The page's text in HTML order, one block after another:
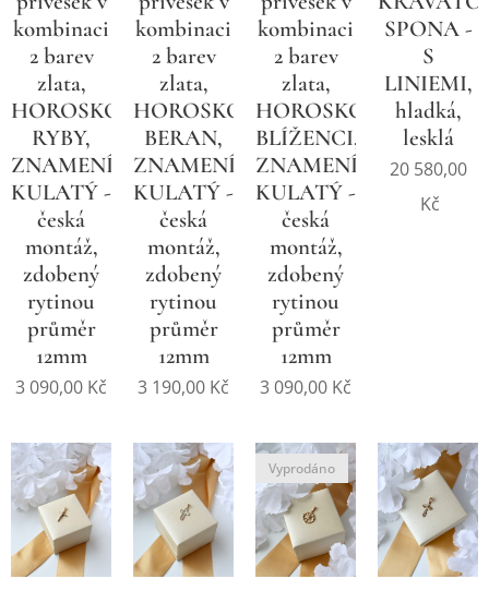
kombinaci
2 barev
zlata,
HOROSKOP
RYBY,
ZNAMENÍ,
KULATÝ -
česká
montáž,
zdobený
rytinou
průměr
12mm
3 090,00 Kč
kombinaci
2 barev
zlata,
HOROSKOP
BERAN,
ZNAMENÍ,
KULATÝ -
česká
montáž,
zdobený
rytinou
průměr
12mm
3 190,00 Kč
kombinaci
2 barev
zlata,
HOROSKOP
BLÍŽENCI,
ZNAMENÍ,
KULATÝ -
česká
montáž,
zdobený
rytinou
průměr
12mm
3 090,00 Kč
SPONA -
S
LINIEMI,
hladká,
lesklá
20 580,00
Kč
Vyprodáno